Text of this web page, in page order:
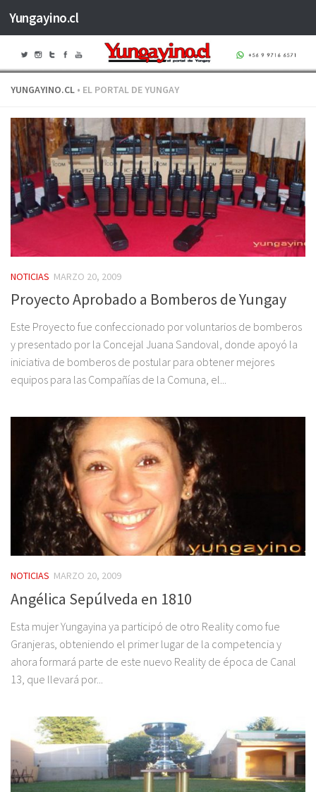
Saltar al contenido
Yungayino.cl
YUNGAYINO.CL • EL PORTAL DE YUNGAY
NOTICIAS MARZO 20, 2009
Proyecto Aprobado a Bomberos de Yungay
Este Proyecto fue confeccionado por voluntarios de bomberos
y presentado por la Concejal Juana Sandoval, donde apoyó la
iniciativa de bomberos de postular para obtener mejores
equipos para las Compañías de la Comuna, el...
NOTICIAS MARZO 20, 2009
Angélica Sepúlveda en 1810
Esta mujer Yungayina ya participó de otro Reality como fue
Granjeras, obteniendo el primer lugar de la competencia y
ahora formará parte de este nuevo Reality de época de Canal
13, que llevará por...